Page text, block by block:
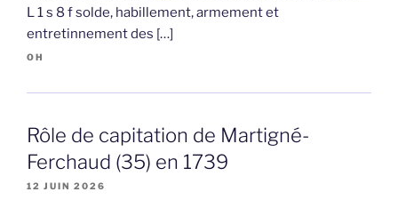
L 1 s 8 f solde, habillement, armement et
entretinnement des […]
OH
Rôle de capitation de Martigné-
Ferchaud (35) en 1739
12 JUIN 2026